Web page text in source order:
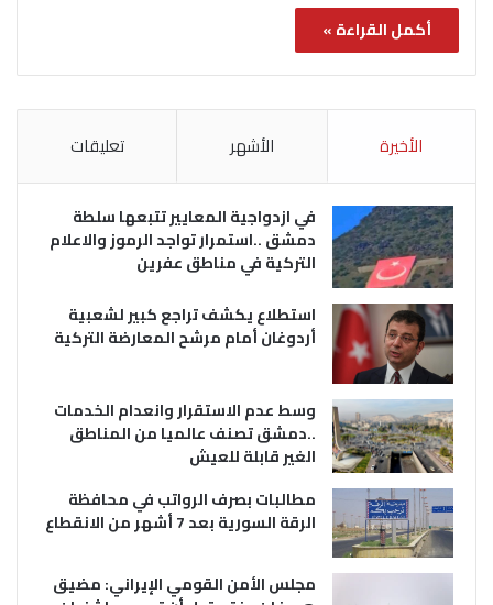
أكمل القراءة »
الأخيرة الأشهر تعليقات
في ازدواجية المعايير تتبعها سلطة
دمشق ..استمرار تواجد الرموز والاعلام
التركية في مناطق عفرين
استطلاع يكشف تراجع كبير لشعبية
أردوغان أمام مرشح المعارضة التركية
وسط عدم الاستقرار وانعدام الخدمات
..دمشق تصنف عالميا من المناطق
الغير قابلة للعيش
مطالبات بصرف الرواتب في محافظة
الرقة السورية بعد 7 أشهر من الانقطاع
مجلس الأمن القومي الإيراني: مضيق